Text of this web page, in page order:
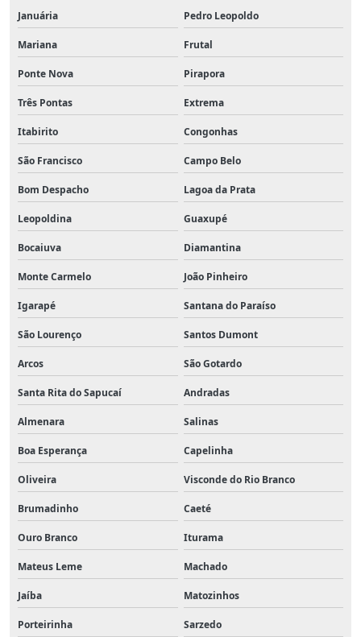
Januária Pedro Leopoldo
Mariana Frutal
Ponte Nova Pirapora
Três Pontas Extrema
Itabirito Congonhas
São Francisco Campo Belo
Bom Despacho Lagoa da Prata
Leopoldina Guaxupé
Bocaiuva Diamantina
Monte Carmelo João Pinheiro
Igarapé Santana do Paraíso
São Lourenço Santos Dumont
Arcos São Gotardo
Santa Rita do Sapucaí Andradas
Almenara Salinas
Boa Esperança Capelinha
Oliveira Visconde do Rio Branco
Brumadinho Caeté
Ouro Branco Iturama
Mateus Leme Machado
Jaíba Matozinhos
Porteirinha Sarzedo